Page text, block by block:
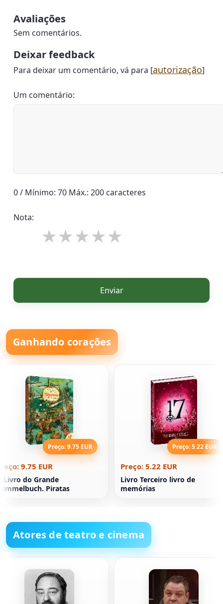
Avaliações
Sem comentários.
Deixar feedback
Para deixar um comentário, vá para [autorização]
Um comentário:
0 / Mínimo: 70 Máx.: 200 caracteres
Nota:
Enviar
Ganhando corações
Preço: 9.75 EUR
9.75 EUR
Livro do Grande
Piratas
Preço: 5.22 EUR
Preço: 5.22 EUR
Livro Terceiro livro de
memórias
Atores de teatro e cinema